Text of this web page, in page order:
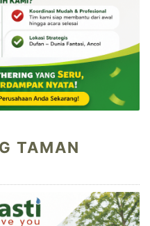
TAMAN